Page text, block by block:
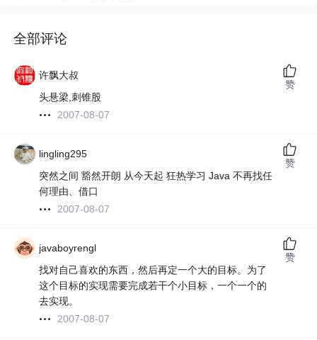
全部评论
许飘大叔
头悬梁,刺锥股
2007-08-07
赞
lingling295
突然之间 豁然开朗 从今天起 狂热学习 Java 不再找任
何理由、借口
2007-08-07
赞
javaboyrengl
找对自己喜欢的东西，然后再定一个大的目标。为了
这个目标的实现需要完成若干个小目标，一个一个的
去实现。
2007-08-07
赞